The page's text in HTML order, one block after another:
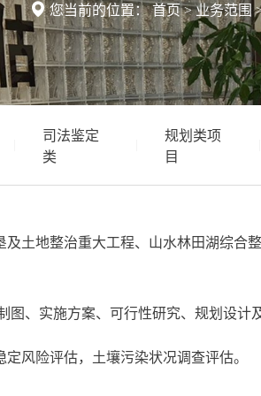
您当前的位置：首页>业务范围
司法鉴定
类
规划类项
目
土地整治重大工程、山水林田湖综合
、实施方案、可行性研究、规划设计
风险评估，土壤污染状况调查评估。